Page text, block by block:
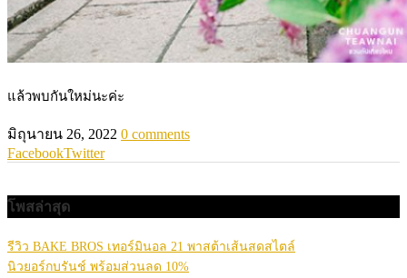
แล้วพบกันใหม่นะค่ะ
มิถุนายน 26, 2022 0 comments
FacebookTwitter
โพสล่าสุด
รีวิว BAKE BROS เทอร์มินอล 21 พาสต้าเส้นสดสไตล์
นิวยอร์กบรันช์ พร้อมส่วนลด 10%